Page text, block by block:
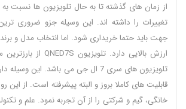
از زمان های گذشته تا به حال تلویزیون ها نسبت به
تغییرات را داشته اند. این وسیله جزو ضروری
جهت باید حتما خریداری شود. اما انتخاب مدل و
تلویزیون های سری 7 ال جی می باشد.
قابلیت های کاملا بروز و البته پیشرفته است. از این
خانگی، گیم و شرکتی را از آن تجربه نمود. علم و